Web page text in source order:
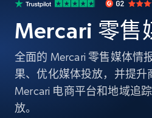
Mercari 零售
全面的 Mercari 零售媒体情
果、优化媒体投放，并提升
Mercari 电商平台和地域追
放。